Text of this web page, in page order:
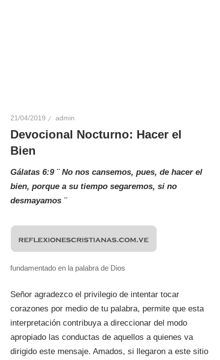
21/04/2019 admin
Devocional Nocturno: Hacer el
Bien
Gálatas 6:9 ¨ No nos cansemos, pues, de hacer el
bien, porque a su tiempo segaremos, si no
desmayamos ¨
fundamentado en la palabra de Dios
Señor agradezco el privilegio de intentar tocar
corazones por medio de tu palabra, permite que esta
interpretación contribuya a direccionar del modo
apropiado las conductas de aquellos a quienes va
dirigido este mensaje. Amados, si llegaron a este sitio